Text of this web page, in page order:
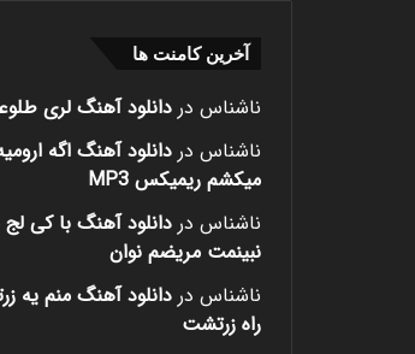
آخرین کامنت ها
ناشناس دردانلود آهنگ لری
ناشناس دردانلود آهنگ اگه
میکشم ریمیکس MP3
ناشناس در دانلود آهنگ با کی
نبینمت مریضم نوان
ناشناس در دانلود آهنگ منم یه
راه زرتشت